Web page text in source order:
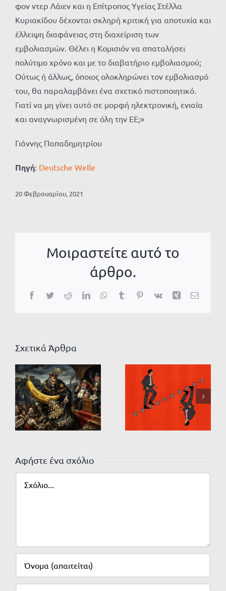
φον ντερ Λάιεν και η Επίτροπος Υγείας Στέλλα
Κυριακίδου δέχονται σκληρή κριτική για αποτυχία και
έλλειψη διαφάνειας στη διαχείριση των
εμβολιασμών. Θέλει η Κομισιόν να σπαταλήσει
πολύτιμο χρόνο και με το διαβατήριο εμβολιασμού;
Ούτως ή άλλως, όποιος ολοκληρώνει τον εμβολιασμό
του, θα παραλαμβάνει ένα σχετικό πιστοποιητικό.
Γιατί να μη γίνει αυτό σε μορφή ηλεκτρονική, ενιαία
και αναγνωρισμένη σε όλη την ΕΕ;»
Γιάννης Παπαδημητρίου
Πηγή: Deutsche Welle
20 Φεβρουαρίου, 2021
Μοιραστείτε αυτό το
άρθρο.
Facebook
TwitterRedditLinkedInWhatsApp
TumblrPinterest
Vk Xing Email
Σχετικά Άρθρα
Αφήστε ένα σχόλιο